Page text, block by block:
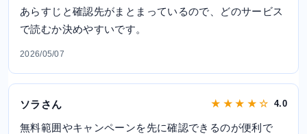
あらすじと確認先がまとまっているので、どのサービス
で読むか決めやすいです。
2026/05/07
ソラさん ★ ★ ★ ★ ☆ 4.0
無料範囲やキャンペーンを先に確認できるのが便利で